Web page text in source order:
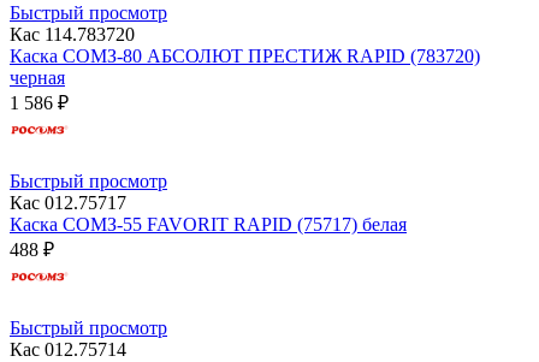
Быстрый просмотр
Кас 114.783720
Каска СОМЗ-80 АБСОЛЮТ ПРЕСТИЖ RAPID (783720)
черная
1 586 ₽
Быстрый просмотр
Кас 012.75717
Каска СОМЗ-55 FAVORIT RAPID (75717) белая
488 ₽
Быстрый просмотр
Кас 012.75714